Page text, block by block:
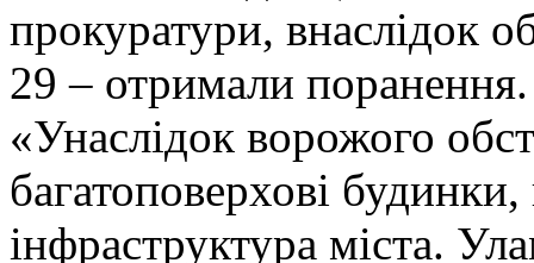
прокуратури, внаслідок
29 – отримали поранення.
«Унаслідок ворожого
багатоповерхові
інфраструктура міста.